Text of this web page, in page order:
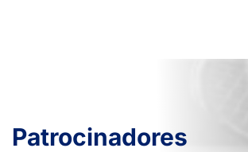
Patrocinadores